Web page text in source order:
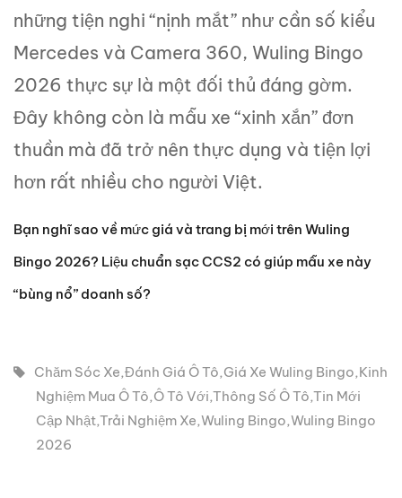
những tiện nghi “nịnh mắt” như cần số kiểu
Mercedes và Camera 360, Wuling Bingo
2026 thực sự là một đối thủ đáng gờm.
Đây không còn là mẫu xe “xinh xắn” đơn
thuần mà đã trở nên thực dụng và tiện lợi
hơn rất nhiều cho người Việt.
Bạn nghĩ sao về mức giá và trang bị mới trên Wuling
Bingo 2026? Liệu chuẩn sạc CCS2 có giúp mẫu xe này
“bùng nổ” doanh số?
Chăm Sóc Xe,Đánh Giá Ô Tô,Giá Xe Wuling Bingo,Kinh
Nghiệm Mua Ô Tô,Ô Tô Với,Thông Số Ô Tô,Tin Mới
Cập Nhật,Trải Nghiệm Xe,Wuling Bingo,Wuling Bingo
2026